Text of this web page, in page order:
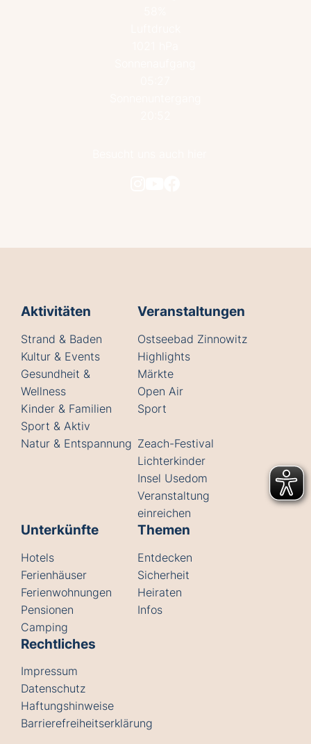
Aktivitäten
Strand & Baden
Kultur & Events
Gesundheit &
Wellness
Kinder & Familien
Sport & Aktiv
Natur & Entspannung
Veranstaltungen
Ostseebad Zinnowitz
Highlights
Märkte
Open Air
Sport
Zeach-Festival
Lichterkinder
Insel Usedom
Veranstaltung
einreichen
Unterkünfte
Hotels
Ferienhäuser
Ferienwohnungen
Pensionen
Camping
Themen
Entdecken
Sicherheit
Heiraten
Infos
Rechtliches
Impressum
Datenschutz
Haftungshinweise
Barrierefreiheitserklärung